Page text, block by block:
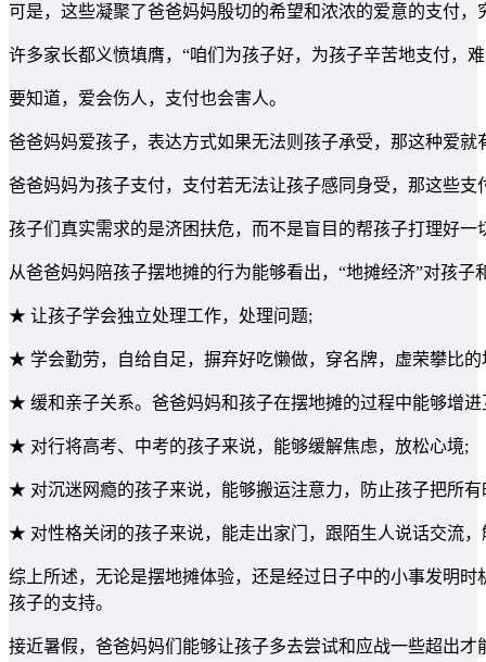
可是，这些凝聚了爸爸妈妈殷切的希望和浓浓的爱意的支付，
许多家长都义愤填膺，“咱们为孩子好，为孩子辛苦地支付，
要知道，爱会伤人，支付也会害人。
爸爸妈妈爱孩子，表达方式如果无法则孩子承受，那这种爱就
爸爸妈妈为孩子支付，支付若无法让孩子感同身受，那这些支
孩子们真实需求的是济困扶危，而不是盲目的帮孩子打理好一
从爸爸妈妈陪孩子摆地摊的行为能够看出，“地摊经济”对孩子
★ 让孩子学会独立处理工作，处理问题;
★ 学会勤劳，自给自足，摒弃好吃懒做，穿名牌，虚荣攀比的
★ 缓和亲子关系。爸爸妈妈和孩子在摆地摊的过程中能够增
★ 对行将高考、中考的孩子来说，能够缓解焦虑，放松心境;
★ 对沉迷网瘾的孩子来说，能够搬运注意力，防止孩子把所有
★ 对性格关闭的孩子来说，能走出家门，跟陌生人说话交流
综上所述，无论是摆地摊体验，还是经过日子中的小事发明
孩子的支持。
接近暑假，爸爸妈妈们能够让孩子多去尝试和应战一些超出才